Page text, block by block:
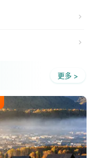
更多 >